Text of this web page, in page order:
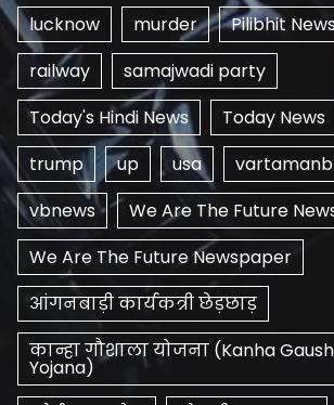
lucknow
murder
Pilibhit
railway
samajwadi party
Today's Hindi News
Today News
trump
up usa
vbnews
We Are The Future
We Are The Future Newspaper
आंगनबाड़ी कार्यकत्री छेड़छाड़
कान्हा गौशाला योजना (Kanha
Yojana)